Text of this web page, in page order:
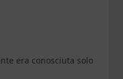
era conosciuta solo